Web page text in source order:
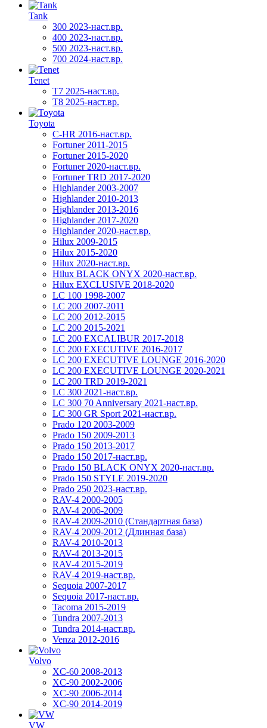
Tank
300 2023-наст.вр.
400 2023-наст.вр.
500 2023-наст.вр.
700 2024-наст.вр.
Tenet
T7 2025-наст.вр.
T8 2025-наст.вр.
Toyota
C-HR 2016-наст.вр.
Fortuner 2011-2015
Fortuner 2015-2020
Fortuner 2020-наст.вр.
Fortuner TRD 2017-2020
Highlander 2003-2007
Highlander 2010-2013
Highlander 2013-2016
Highlander 2017-2020
Highlander 2020-наст.вр.
Hilux 2009-2015
Hilux 2015-2020
Hilux 2020-наст.вр.
Hilux BLACK ONYX 2020-наст.вр.
Hilux EXCLUSIVE 2018-2020
LC 100 1998-2007
LC 200 2007-2011
LC 200 2012-2015
LC 200 2015-2021
LC 200 EXCALIBUR 2017-2018
LC 200 EXECUTIVE 2016-2017
LC 200 EXECUTIVE LOUNGE 2016-2020
LC 200 EXECUTIVE LOUNGE 2020-2021
LC 200 TRD 2019-2021
LC 300 2021-наст.вр.
LC 300 70 Anniversary 2021-наст.вр.
LC 300 GR Sport 2021-наст.вр.
Prado 120 2003-2009
Prado 150 2009-2013
Prado 150 2013-2017
Prado 150 2017-наст.вр.
Prado 150 BLACK ONYX 2020-наст.вр.
Prado 150 STYLE 2019-2020
Prado 250 2023-наст.вр.
RAV-4 2000-2005
RAV-4 2006-2009
RAV-4 2009-2010 (Стандартная база)
RAV-4 2009-2012 (Длинная база)
RAV-4 2010-2013
RAV-4 2013-2015
RAV-4 2015-2019
RAV-4 2019-наст.вр.
Sequoia 2007-2017
Sequoia 2017-наст.вр.
Tacoma 2015-2019
Tundra 2007-2013
Tundra 2014-наст.вр.
Venza 2012-2016
Volvo
XC-60 2008-2013
XC-90 2002-2006
XC-90 2006-2014
XC-90 2014-2019
VW